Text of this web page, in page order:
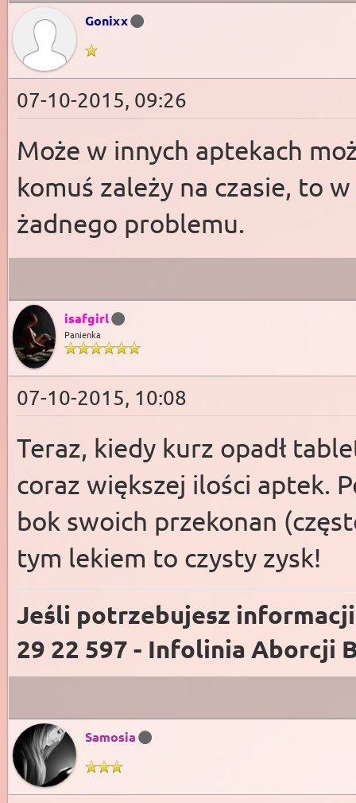
Gonixx
07-10-2015, 09:26
Może w innych aptekach
komuś zależy na czasie, to
żadnego problemu.
isafgirl
Panienka
07-10-2015, 10:08
Teraz, kiedy kurz opadł
coraz większej ilości aptek.
bok swoich przekonan
tym lekiem to czysty zysk!
Jeśli potrzebujesz
29 22 597 - Infolinia Aborcji
Samosia